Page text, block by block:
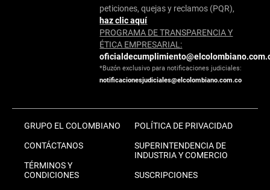
peticiones, quejas y reclamos (PQR),
haz clic aquí
PROGRAMA DE TRANSPARENCIA Y
ÉTICA EMPRESARIAL:
*Buzón exclusivo para notificaciones judiciales:
notificacionesjudiciales@elcolombiano.com.co
GRUPO EL COLOMBIANO
CONTÁCTANOS
TÉRMINOS Y
CONDICIONES
POLÍTICA DE PRIVACIDAD
SUPERINTENDENCIA DE
INDUSTRIA Y COMERCIO
SUSCRIPCIONES